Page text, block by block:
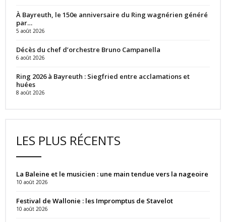
À Bayreuth, le 150e anniversaire du Ring wagnérien généré
par…
5 août 2026
Décès du chef d’orchestre Bruno Campanella
6 août 2026
Ring 2026 à Bayreuth : Siegfried entre acclamations et
huées
8 août 2026
LES PLUS RÉCENTS
La Baleine et le musicien : une main tendue vers la nageoire
10 août 2026
Festival de Wallonie : les Impromptus de Stavelot
10 août 2026